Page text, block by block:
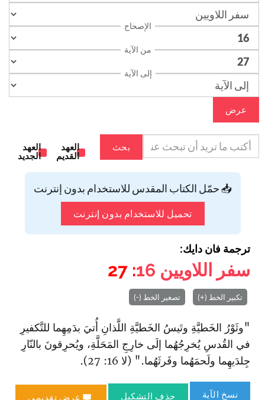
الإصحاح
من الآية
إلى الآية
عرض
بحث
العهد
القديم
العهد
الجديد
📥 حمّل الكتاب المقدس للاستخدام بدون إنترنت
تحميل للاستخدام بدون إنترنت
ترجمة فان دايك:
سفر اللاويين 16
: 27
تكبير الخط (+) تصغير الخط (-)
"وثَوْرُ الخَطيَّةِ وتَيسُ الخَطيَّةِ اللَّذانِ أُتيَ بدَمِهِما للتَّكفيرِ
في القُدسِ يُخرِجُهُما إلَى خارِجِ المَحَلَّةِ، ويُحرِقونَ بالنّارِ
جِلدَيهِما ولَحمَهُما وفَرثَهُما." (لا 16: 27).
نسخ الآية حذف التشكيل عرض تقديمي